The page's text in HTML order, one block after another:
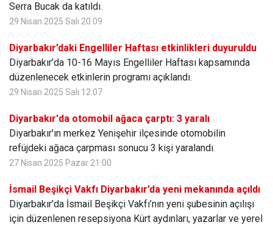
Serra Bucak da katıldı.
29 Nisan 2025 Salı 20:09
Diyarbakır’daki Engelliler Haftası etkinlikleri duyuruldu
Diyarbakır’da 10-16 Mayıs Engelliler Haftası kapsamında
düzenlenecek etkinlerin programı açıklandı.
29 Nisan 2025 Salı 12:07
Diyarbakır'da otomobil ağaca çarptı: 3 yaralı
Diyarbakır'ın merkez Yenişehir ilçesinde otomobilin
refüjdeki ağaca çarpması sonucu 3 kişi yaralandı.
27 Nisan 2025 Pazar 21:00
İsmail Beşikçi Vakfı Diyarbakır’da yeni mekanında açıldı
Diyarbakır’da İsmail Beşikçi Vakfı’nın yeni şubesinin açılışı
için düzenlenen resepsiyona Kürt aydınları, yazarlar ve yerel